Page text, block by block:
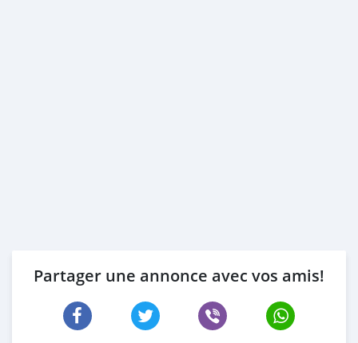
Partager une annonce avec vos amis!